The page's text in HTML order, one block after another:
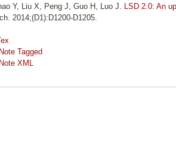
Y, Liu X, Peng J, Guo H, Luo J. LSD 2.0: An
2014;(D1):D1200-D1205.
Tagged
XML